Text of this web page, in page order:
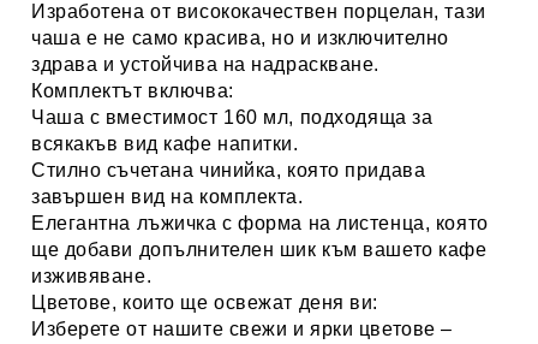
Изработена от висококачествен порцелан, тази
чаша е не само красива, но и изключително
здрава и устойчива на надраскване.
Комплектът включва:
Чаша с вместимост 160 мл, подходяща за
всякакъв вид кафе напитки.
Стилно съчетана чинийка, която придава
завършен вид на комплекта.
Елегантна лъжичка с форма на листенца, която
ще добави допълнителен шик към вашето кафе
изживяване.
Цветове, които ще освежат деня ви:
Изберете от нашите свежи и ярки цветове –